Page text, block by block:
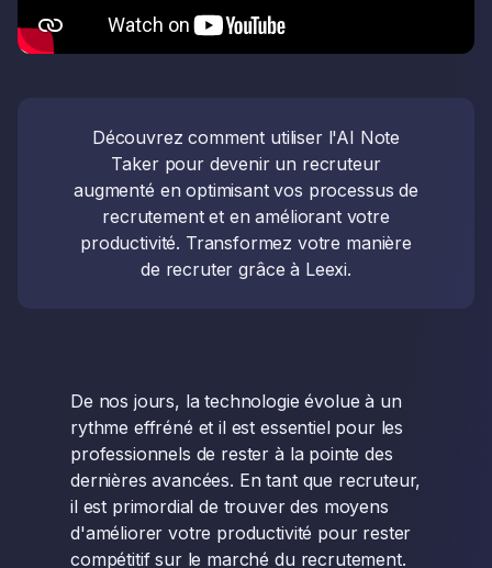
Découvrez comment utiliser l'AI Note
Taker pour devenir un recruteur
augmenté en optimisant vos processus de
recrutement et en améliorant votre
productivité. Transformez votre manière
de recruter grâce à Leexi.
De nos jours, la technologie évolue à un
rythme effréné et il est essentiel pour les
professionnels de rester à la pointe des
dernières avancées. En tant que recruteur,
il est primordial de trouver des moyens
d'améliorer votre productivité pour rester
compétitif sur le marché du recrutement.